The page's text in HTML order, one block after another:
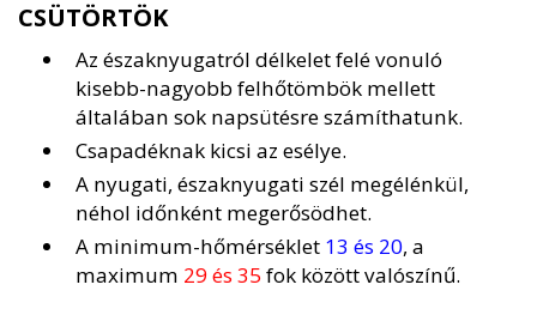
CSÜTÖRTÖK
Az északnyugatról délkelet felé vonuló
kisebb-nagyobb felhőtömbök mellett
általában sok napsütésre számíthatunk.
Csapadéknak kicsi az esélye.
A nyugati, északnyugati szél megélénkül,
néhol időnként megerősödhet.
A minimum-hőmérséklet 13 és 20, a
maximum 29 és 35 fok között valószínű.